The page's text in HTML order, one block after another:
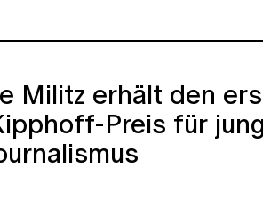
Militz erhält den
Preis für